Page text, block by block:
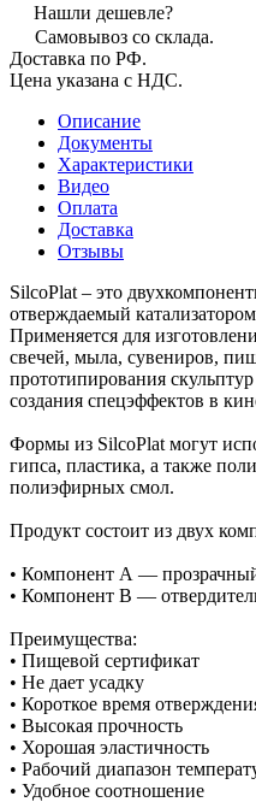
Нашли дешевле?
Самовывоз со склада.
Доставка по РФ.
Цена указана с НДС.
Описание
Документы
Характеристики
Видео
Оплата
Доставка
Отзывы
SilcoPlat – это
отверждаемый
Применяется для
свечей, мыла, сувениров,
прототипирования
создания спецэффектов в
Формы из SilcoPlat могут
гипса, пластика, а также
полиэфирных смол.
Продукт состоит из двух
• Компонент А —
• Компонент В —
Преимущества:
• Пищевой сертификат
• Не дает усадку
• Короткое время
• Высокая прочность
• Хорошая эластичность
• Рабочий диапазон
• Удобное соотношение